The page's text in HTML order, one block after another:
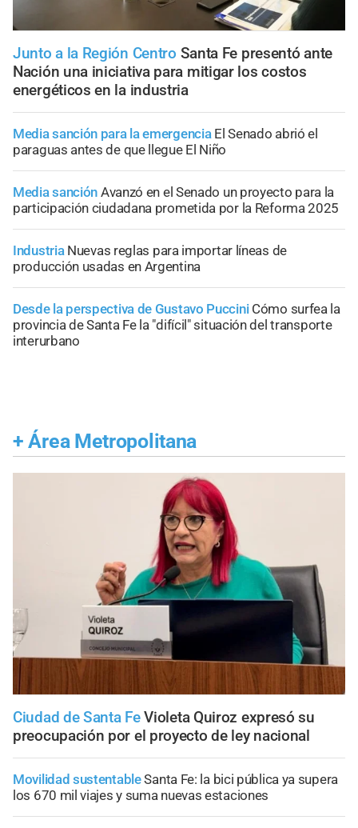
Junto a la Región Centro Santa Fe presentó ante
Nación una iniciativa para mitigar los costos
energéticos en la industria
Media sanción para la emergencia El Senado abrió el
paraguas antes de que llegue El Niño
Media sanción Avanzó en el Senado un proyecto para la
participación ciudadana prometida por la Reforma 2025
Industria Nuevas reglas para importar líneas de
producción usadas en Argentina
Desde la perspectiva de Gustavo Puccini Cómo surfea la
provincia de Santa Fe la "difícil" situación del transporte
interurbano
+ Área Metropolitana
Ciudad de Santa Fe Violeta Quiroz expresó su
preocupación por el proyecto de ley nacional
Movilidad sustentableSanta Fe: la bici pública ya supera
los 670 mil viajes y suma nuevas estaciones